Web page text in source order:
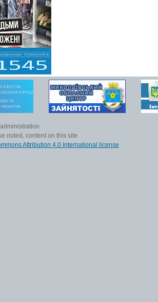
noted, content on this site
Attribution 4.0 International license